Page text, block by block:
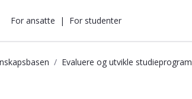
For ansatte | For studenter
Evaluere og utvikle studieprogram